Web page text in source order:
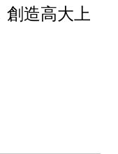
創造高大上